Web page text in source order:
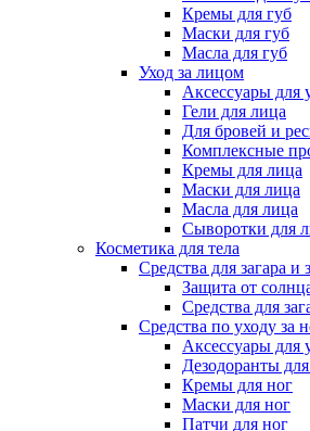
Кремы для губ
Маски для губ
Масла для губ
Уход за лицом
Аксессуары для
Гели для лица
Для бровей и
Комплексные
Кремы для лица
Маски для лица
Масла для лица
Сыворотки для
Косметика для тела
Средства для загара
Защита от
Средства для
Средства по уходу за
Аксессуары для
Дезодоранты
Кремы для ног
Маски для ног
Патчи для ног